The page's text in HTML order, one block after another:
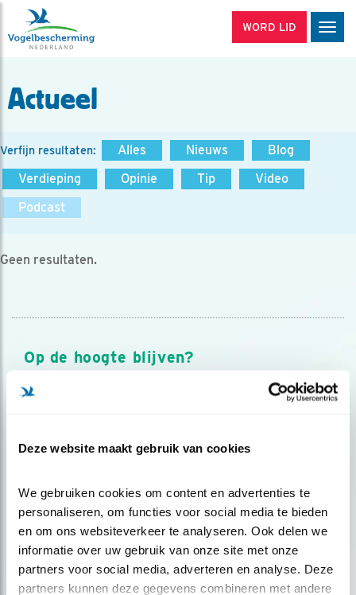
Deze website maakt gebruik van cookies
We gebruiken cookies om content en advertenties te
personaliseren, om functies voor social media te bieden
en om ons websiteverkeer te analyseren. Ook delen we
informatie over uw gebruik van onze site met onze
partners voor social media, adverteren en analyse. Deze
partners kunnen deze gegevens combineren met andere
WORD LID
Actueel
Verfijn resultaten: Alles Nieuws
Blog
Verdieping
Opinie Tip
Video
Podcast
Geen resultaten.
Op de hoogte blijven?
Meld je aan en ontvang nieuws, inspiratie, acties en tips
over vogels en activiteiten van Vogelbescherming.